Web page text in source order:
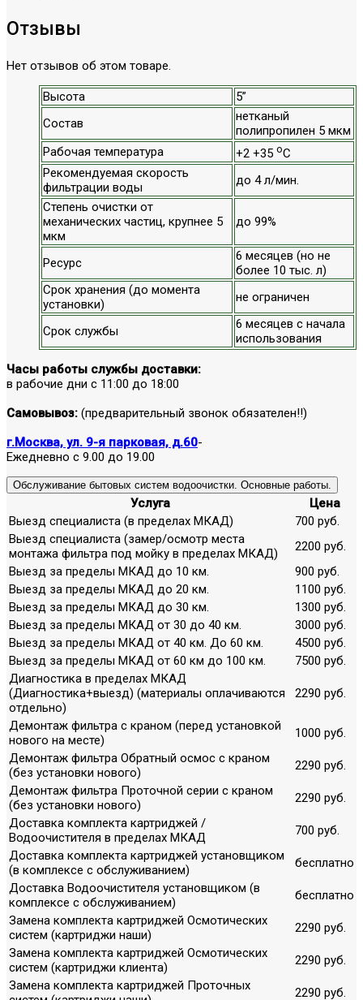
Отзывы
Нет отзывов об этом товаре.
Высота
5”
Состав
нетканый
полипропилен 5 мкм
Рабочая температура
+2 +35 оС
Рекомендуемая скорость
фильтрации воды
до 4 л/мин.
Степень очистки от
механических частиц, крупнее 5
мкм
до 99%
Ресурс
6 месяцев (но не
более 10 тыс. л)
Срок хранения (до момента
установки)
не ограничен
Срок службы
6 месяцев с начала
использования
Часы работы службы доставки:
в рабочие дни с 11:00 до 18:00
Самовывоз: (предварительный звонок обязателен!!)
г.Москва, ул. 9-я парковая, д.60-
Ежедневно с 9.00 до 19.00
Обслуживание бытовых систем водоочистки. Основные работы.
Услуга
Цена
Выезд специалиста (в пределах МКАД)
700 руб.
Выезд специалиста (замер/осмотр места
монтажа фильтра под мойку в пределах МКАД)
2200 руб.
Выезд за пределы МКАД до 10 км.
900 руб.
Выезд за пределы МКАД до 20 км.
1100 руб.
Выезд за пределы МКАД до 30 км.
1300 руб.
Выезд за пределы МКАД от 30 до 40 км.
3000 руб.
Выезд за пределы МКАД от 40 км. До 60 км.
4500 руб.
Выезд за пределы МКАД от 60 км до 100 км.
7500 руб.
Диагностика в пределах МКАД
(Диагностика+выезд) (материалы оплачиваются
отдельно)
2290 руб.
Демонтаж фильтра с краном (перед установкой
нового на месте)
1000 руб.
Демонтаж фильтра Обратный осмос с краном
(без установки нового)
2290 руб.
Демонтаж фильтра Проточной серии с краном
(без установки нового)
2290 руб.
Доставка комплекта картриджей /
Водоочистителя в пределах МКАД
700 руб.
Доставка комплекта картриджей установщиком
(в комплексе с обслуживанием)
бесплатно
Доставка Водоочистителя установщиком (в
комплексе с обслуживанием)
бесплатно
Замена комплекта картриджей Осмотических
систем (картриджи наши)
2290 руб.
Замена комплекта картриджей Осмотических
систем (картриджи клиента)
2290 руб.
Замена комплекта картриджей Проточных
2290 руб.